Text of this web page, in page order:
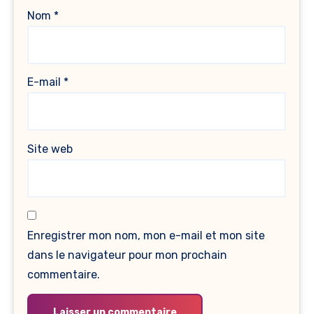
Nom *
E-mail *
Site web
Enregistrer mon nom, mon e-mail et mon site
dans le navigateur pour mon prochain
commentaire.